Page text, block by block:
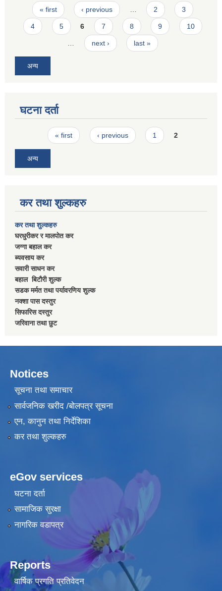
Pages
« first ‹ previous 2 3
4 5 6 7 8 9 10
next › last »
अन्य
घटना दर्ता
Pages« first ‹ previous 1 2
अन्य
कर तथा शुल्कहरु
कर तथा शुल्कहरु
घरधुरीकर र मालपाेत कर
जग्गा बहाल कर
ब्यवसाय कर
सवारी साधन कर
बहाल बिटाैरी शुल्क
सडक मर्मत तथा पर्यावरणिय शुल्क
नक्शा पास दस्तुर
सिफारिस दस्तुर
जरिवाना तथा छुट
Notices
सूचना तथा समाचार
सार्वजनिक खरीद /बोलपत्र सूचना
एन, कानुन तथा निर्देशिका
कर तथा शुल्कहरु
eGov services
घटना दर्ता
सामाजिक सुरक्षा
नागरिक वडापत्र
Reports
वार्षिक प्रगति प्रतिवेदन